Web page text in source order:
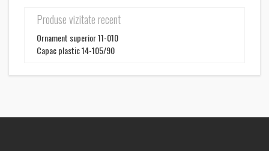
Produse vizitate recent
Ornament superior 11-010
Capac plastic 14-105/90